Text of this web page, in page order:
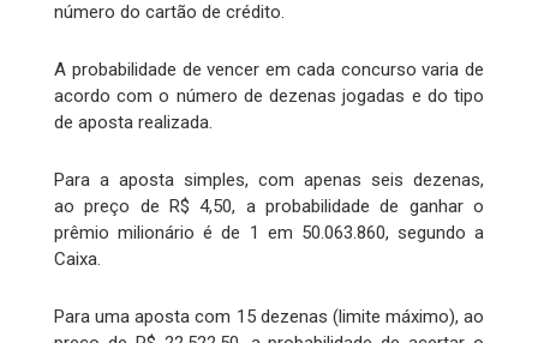
número do cartão de crédito.
A probabilidade de vencer em cada concurso varia de
acordo com o número de dezenas jogadas e do tipo
de aposta realizada.
Para a aposta simples, com apenas seis dezenas,
ao preço de R$ 4,50, a probabilidade de ganhar o
prêmio milionário é de 1 em 50.063.860, segundo a
Caixa.
Para uma aposta com 15 dezenas (limite máximo), ao